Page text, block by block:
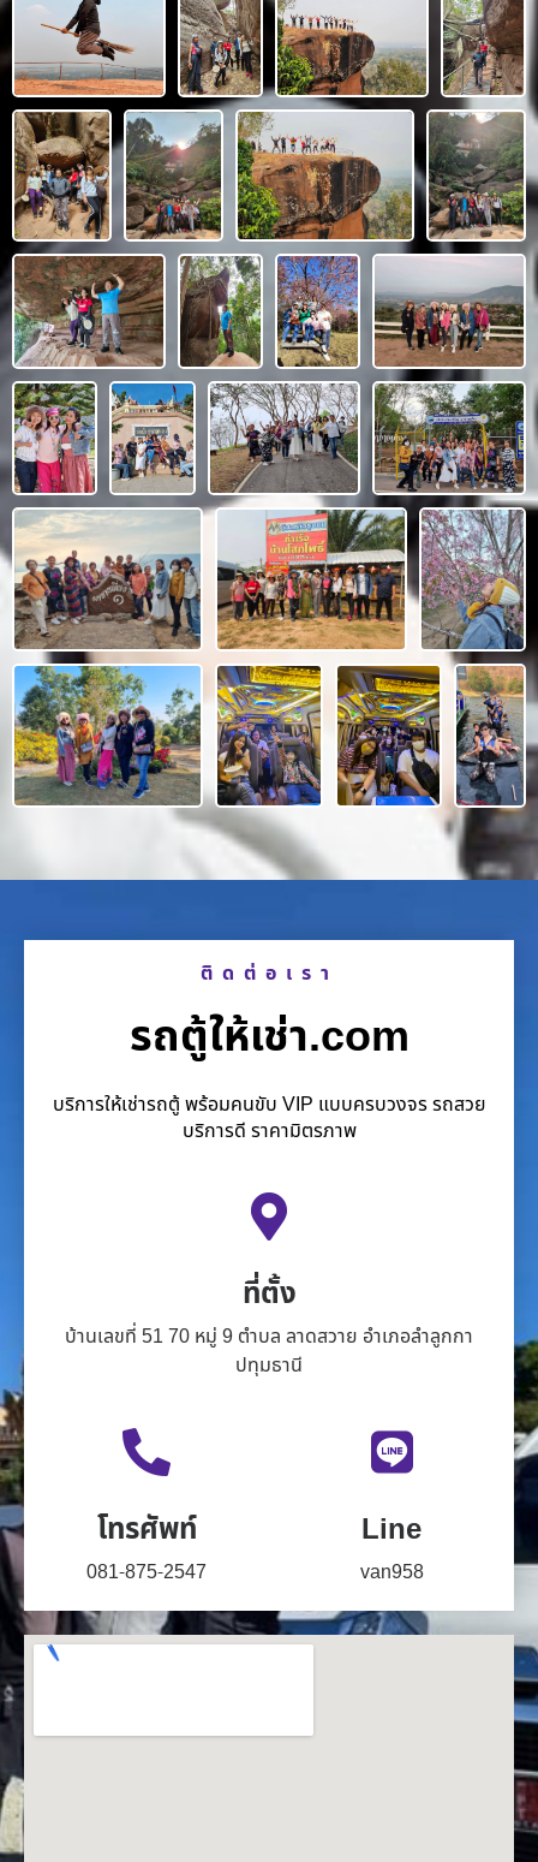
ติดต่อเรา
รถตู้ให้เช่า.com
บริการให้เช่ารถตู้ พร้อมคนขับ VIP แบบครบวงจร รถสวย
บริการดี ราคามิตรภาพ
ที่ตั้ง
บ้านเลขที่ 51 70 หมู่ 9 ตำบล ลาดสวาย อำเภอลำลูกกา
ปทุมธานี
โทรศัพท์
081-875-2547
Line
van958